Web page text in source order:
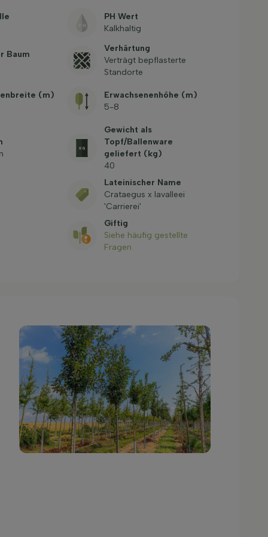
PH Wert
Kalkhaltig
Baum
Verhärtung
Verträgt bepflasterte
Standorte
(m)
Erwachsenenhöhe (m)
5-8
Gewicht als
Topf/Ballenware
geliefert (kg)
40
Lateinischer Name
Crataegus x lavalleei
'Carrierei'
Giftig
Siehe häufig gestellte
Fragen